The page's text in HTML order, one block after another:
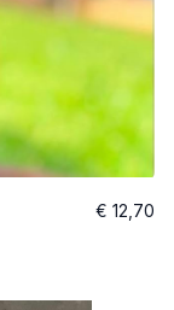
€ 12,70